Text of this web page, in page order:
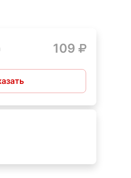
перфоратора. Две
, снижая перегрев и вероятность
из-за заклинивания.
109